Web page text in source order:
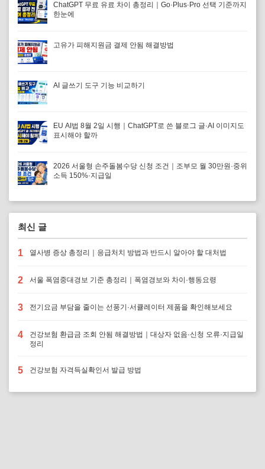
ChatGPT 무료 유료 차이 총정리｜Go·Plus·Pro 선택 기준까지
한눈에
고유가 피해지원금 결제 안됨 해결방법
AI 글쓰기 도구 기능 비교하기
EU AI법 8월 2일 시행｜ChatGPT로 쓴 블로그 글·AI 이미지도
표시해야 할까
2026 서울형 손주돌봄수당 신청 조건｜조부모 월 30만원·중위
소득 150%·지급일
최신 글
1 열사병 증상 총정리｜응급처치 방법과 반드시 알아야 할 대처법
2 서울 폭염중대경보 기준 총정리｜폭염경보와 차이·행동요령
3 전기요금 부담을 줄이는 선풍기·서큘레이터 제품을 확인해보세요
4
건강보험 환급금 조회 안됨 해결방법｜대상자 없음·신청 오류·지급일
정리
5 건강보험 자격득실확인서 발급 방법